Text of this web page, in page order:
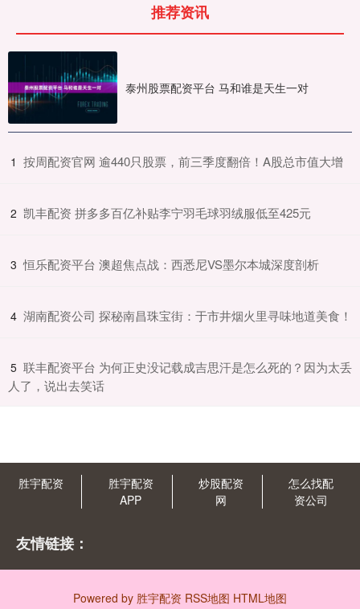
推荐资讯
泰州股票配资平台 马和谁是天生一对
1 ​按周配资官网 逾440只股票，前三季度翻倍！A股总市值大增
2 ​凯丰配资 拼多多百亿补贴李宁羽毛球羽绒服低至425元
3 ​恒乐配资平台 澳超焦点战：西悉尼VS墨尔本城深度剖析
4 ​湖南配资公司 探秘南昌珠宝街：于市井烟火里寻味地道美食！
5 ​联丰配资平台 为何正史没记载成吉思汗是怎么死的？因为太丢
人了，说出去笑话
胜宇配资
胜宇配资
APP
炒股配资
网
怎么找配
资公司
友情链接：
Powered by 胜宇配资 RSS地图 HTML地图